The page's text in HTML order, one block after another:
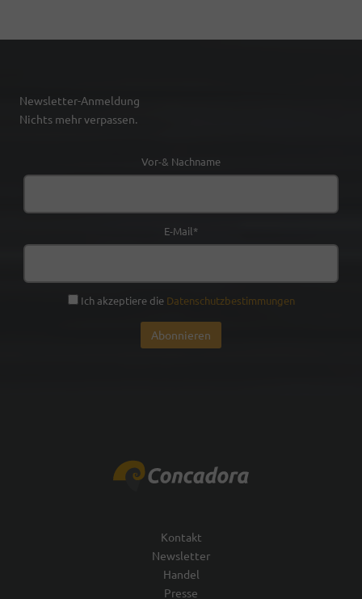
Newsletter-Anmeldung
Nichts mehr verpassen.
Vor-& Nachname
E-Mail*
Ich akzeptiere die Datenschutzbestimmungen
Kontakt
Newsletter
Handel
Presse